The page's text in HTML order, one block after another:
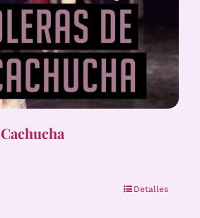
Detalles